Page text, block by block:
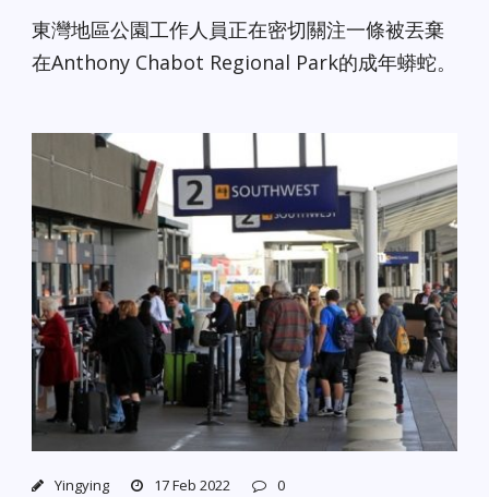
東灣地區公園工作人員正在密切關注一條被丟棄
在Anthony Chabot Regional Park的成年蟒蛇。
Yingying 17 Feb 2022 0